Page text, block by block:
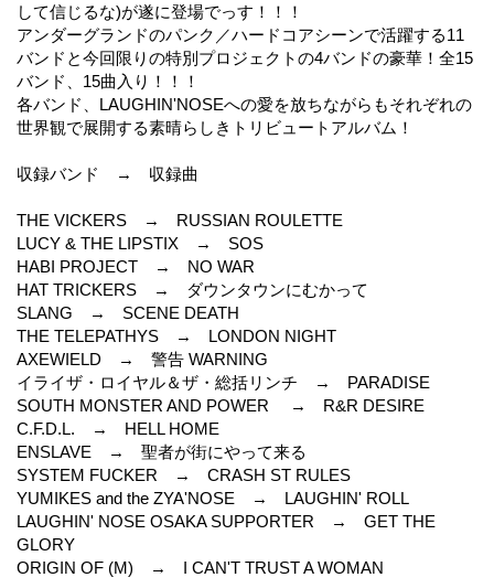
して信じるな)が遂に登場でっす！！！
アンダーグランドのパンク／ハードコアシーンで活躍する11
バンドと今回限りの特別プロジェクトの4バンドの豪華！全15
バンド、15曲入り！！！
各バンド、LAUGHIN'NOSEへの愛を放ちながらもそれぞれの
世界観で展開する素晴らしきトリビュートアルバム！
収録バンド → 収録曲
THE VICKERS → RUSSIAN ROULETTE
LUCY & THE LIPSTIX → SOS
HABI PROJECT → NO WAR
HAT TRICKERS → ダウンタウンにむかって
SLANG → SCENE DEATH
THE TELEPATHYS → LONDON NIGHT
AXEWIELD → 警告 WARNING
イライザ・ロイヤル＆ザ・総括リンチ → PARADISE
SOUTH MONSTER AND POWER → R&R DESIRE
C.F.D.L. → HELL HOME
ENSLAVE → 聖者が街にやって来る
SYSTEM FUCKER → CRASH ST RULES
YUMIKES and the ZYA'NOSE → LAUGHIN' ROLL
LAUGHIN' NOSE OSAKA SUPPORTER → GET THE
GLORY
ORIGIN OF (M) → I CAN'T TRUST A WOMAN